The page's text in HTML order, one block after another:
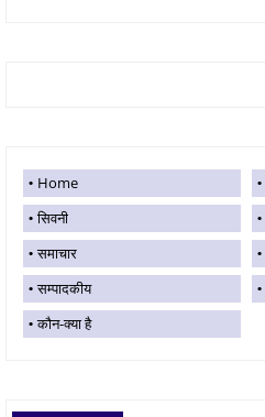
Home
सिवनी
समाचार
सम्पादकीय
कौन-क्या है